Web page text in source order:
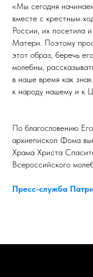
«Мы сегодня
вместе с крестным
России, их посетила
Матери. Поэтому
этот образ, беречь
молебны,
в наше время как
к народу нашему и к
По благословению
архиепископ Фома
Храма Христа
Всероссийского
Пресс-служба